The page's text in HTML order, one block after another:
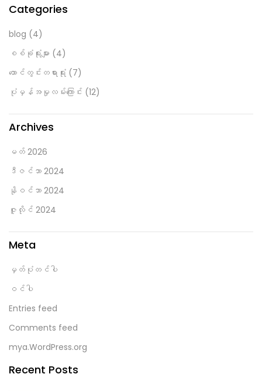
Categories
blog (4)
စစ်ခုံရုံးများ (4)
ထောင်တွင်းတရားရုံး (7)
ပုံမှန်အမှုလမ်းကြောင်း (12)
Archives
မတ် 2026
ဒီဇင်ဘာ 2024
နိုဝင်ဘာ 2024
ဇူလိုင် 2024
Meta
မှတ်ပုံတင်ပါ
ဝင်ပါ
Entries feed
Comments feed
mya.WordPress.org
Recent Posts